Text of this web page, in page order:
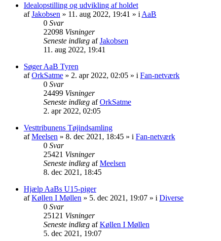
Idealopstilling og udvikling af holdet
afJakobsen » 11. aug 2022, 19:41 » i AaB
0 Svar
22098 Visninger
Seneste indlæg afJakobsen
11. aug 2022, 19:41
Søger AaB Tyren
afOrkSatme » 2. apr 2022, 02:05 » i Fan-netværk
0 Svar
24499 Visninger
Seneste indlæg afOrkSatme
2. apr 2022, 02:05
Vesttribunens Tøjindsamling
afMeelsen » 8. dec 2021, 18:45 » i Fan-netværk
0 Svar
25421 Visninger
Seneste indlæg afMeelsen
8. dec 2021, 18:45
Hjælp AaBs U15-piger
afKøllen I Møllen » 5. dec 2021, 19:07 » i Diverse
0 Svar
25121 Visninger
Seneste indlæg afKøllen I Møllen
5. dec 2021, 19:07